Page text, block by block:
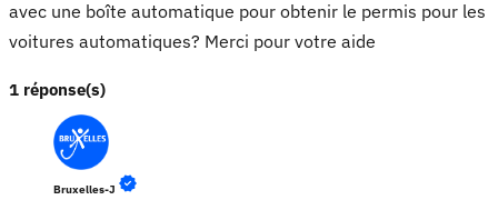
avec une boîte automatique pour obtenir le permis pour les
voitures automatiques? Merci pour votre aide
1 réponse(s)
Bruxelles-J